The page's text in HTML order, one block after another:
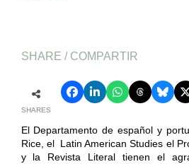
SHARE / COMPARTIR
SHARES
El Departamento de español y
Rice, el Latin American Studies el
y la Revista Literal tienen el